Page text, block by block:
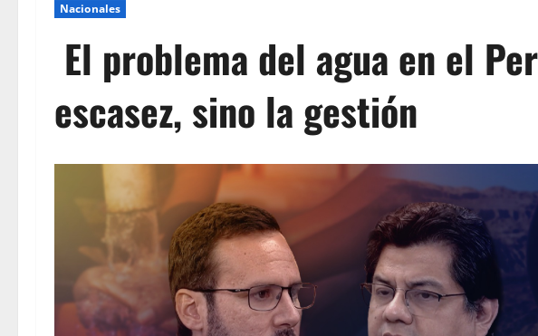
Nacionales
El problema del agua en el
escasez, sino la gestión